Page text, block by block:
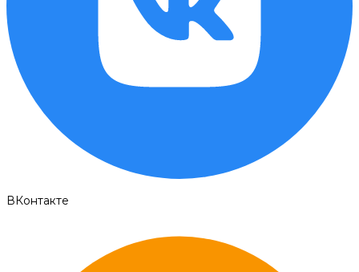
ВКонтакте